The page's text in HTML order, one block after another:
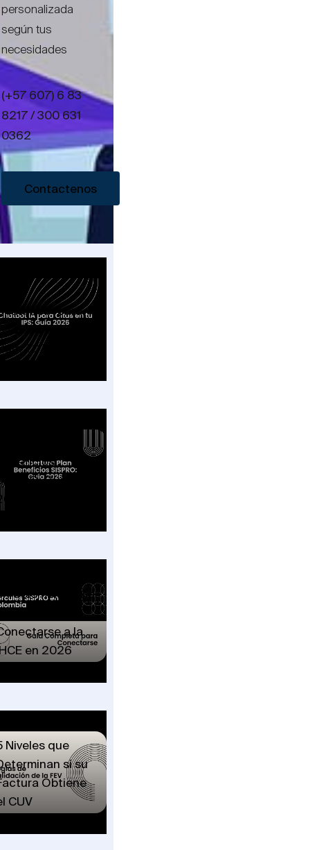
personalizada
según tus
necesidades
(+57 607) 6 83
8217 / 300 631
0362
Contactenos
IA para
en tu IPS:
2026
Guía
Colombia: Guía
para
a la
en 2026
de la
Niveles que
si su
Obtiene
CUV